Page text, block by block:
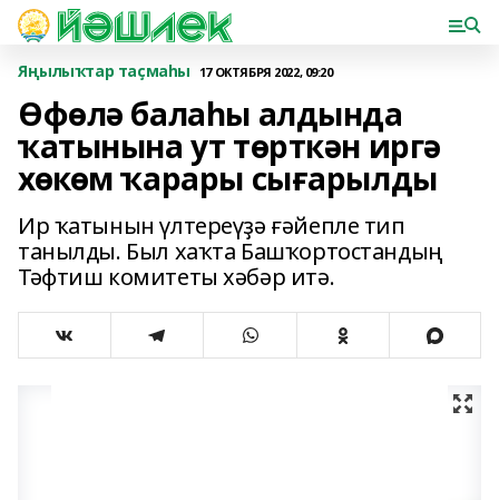
Яңылыҡтар таҫмаһы 17 ОКТЯБРЯ 2022, 09:20
Өфөлә балаһы алдында
ҡатынына ут төрткән иргә
хөкөм ҡарары сығарылды
Ир ҡатынын үлтереүҙә ғәйепле тип
танылды. Был хаҡта Башҡортостандың
Тәфтиш комитеты хәбәр итә.